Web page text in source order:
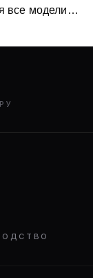
все модели